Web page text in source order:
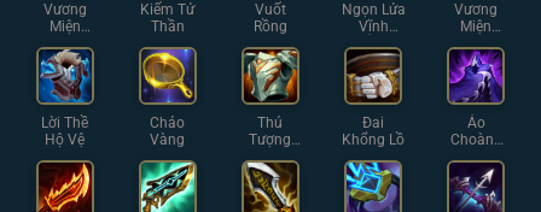
Vương
Miện
Hoàng
Gia
Kiếm Tử
Thần
Vuốt
Rồng
Ngọn Lửa
Vĩnh
Hằng
Vương
Miện
Chiến
Thuật
Lời Thề
Hộ Vệ
Chảo
Vàng
Thú
Tượng
Thạch
Giáp
Đai
Khổng Lồ
Áo
Choàng
Bóng Tối